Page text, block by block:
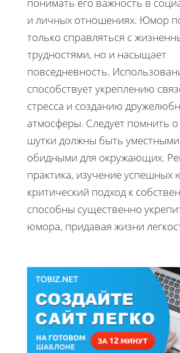
понимать его важность в
и личных отношениях. Юмор
только справляться с
трудностями, но и насыщает
повседневность.
способствует укреплению
стресса и созданию
атмосферы. Следует помнить о
шутки должны быть
обидными для окружающих.
практика, изучение успешных
критический подход к
способны существенно
юмора, придавая жизни